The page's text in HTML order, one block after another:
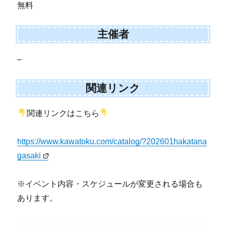
無料
主催者
–
関連リンク
関連リンクはこちら
https://www.kawatoku.com/catalog/?202601hakatana
gasaki
※イベント内容・スケジュールが変更される場合も
あります。